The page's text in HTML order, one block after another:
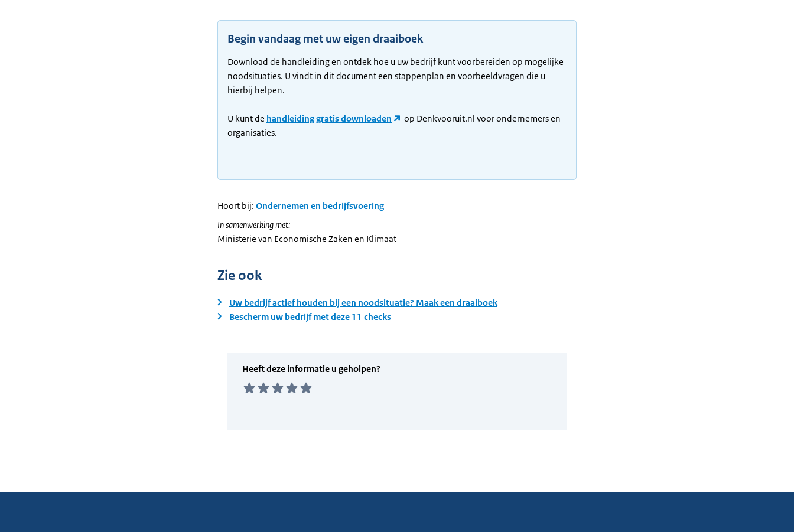
Begin vandaag met uw eigen draaiboek
Download de handleiding en ontdek hoe u uw bedrijf kunt voorbereiden op mogelijke
noodsituaties. U vindt in dit document een stappenplan en voorbeeldvragen die u
hierbij helpen.
U kunt de handleiding gratis downloaden
op Denkvooruit.nl voor ondernemers en
organisaties.
Hoort bij: Ondernemen en bedrijfsvoering
In samenwerking met:
Ministerie van Economische Zaken en Klimaat
Zie ook
Uw bedrijf actief houden bij een noodsituatie? Maak een draaiboek
Bescherm uw bedrijf met deze 11 checks